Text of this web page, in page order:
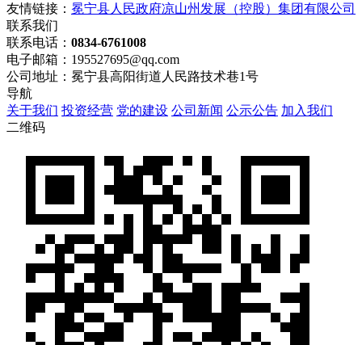
友情链接： 冕宁县人民政府凉山州发展（控股）集团有限公司
联系我们
联系电话： 0834-6761008
电子邮箱：195527695@qq.com
公司地址：冕宁县高阳街道人民路技术巷1号
导航
关于我们 投资经营 党的建设 公司新闻 公示公告 加入我们
二维码